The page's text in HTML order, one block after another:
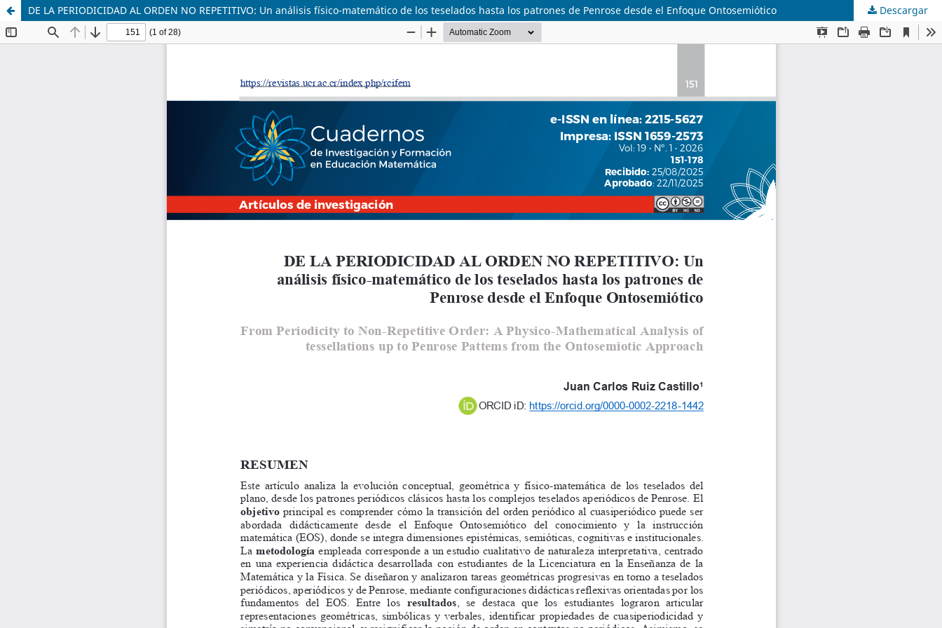
DE LA PERIODICIDAD AL ORDEN NO REPETITIVO: Un análisis físico-matemático de los teselados hasta los patrones de Penrose desde el Enfoque Ontosemiótico Descargar